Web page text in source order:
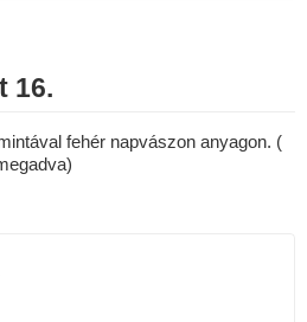
16.
fehér napvászon anyagon. (